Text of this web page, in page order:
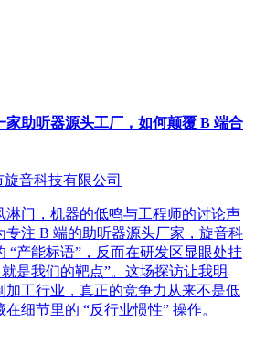
家助听器源头工厂，如何颠覆 B 端合
旋音科技有限公司
淋门，机器的低鸣与工程师的讨论声
专注 B 端的助听器源头厂家，旋音科
“产能标语”，反而在研发区显眼处挂
是我们的靶点”。这场探访让我明
加工行业，真正的竞争力从来不是低
细节里的 “反行业惯性” 操作。